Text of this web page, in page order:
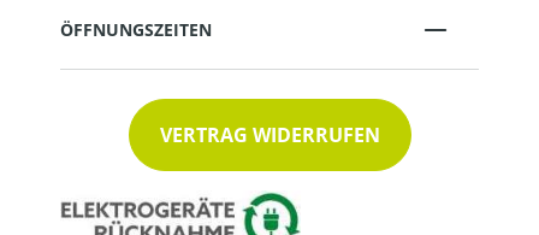
ÖFFNUNGSZEITEN
VERTRAG WIDERRUFEN